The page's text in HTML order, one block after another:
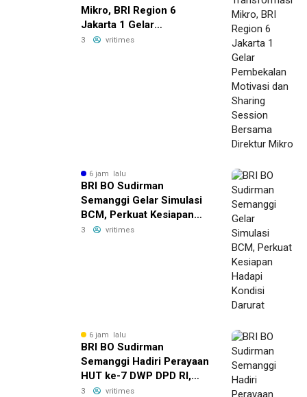
Mikro, BRI Region 6
Jakarta 1 Gelar
Pembekalan Motivasi dan
3 vritimes
6 jam lalu
BRI BO Sudirman
Semanggi Gelar Simulasi
BCM, Perkuat Kesiapan
Hadapi Kondisi Darurat
3 vritimes
6 jam lalu
BRI BO Sudirman
Semanggi Hadiri Perayaan
HUT ke-7 DWP DPD RI,
Pererat Silaturahmi dan
3 vritimes